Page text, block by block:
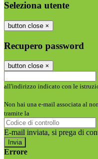
Seleziona utente
button close ×
Recupero password
button close ×
all'indirizzo indicato con le
Non hai una e-mail associata al
tramite la
E-mail inviata, si prega di
Errore